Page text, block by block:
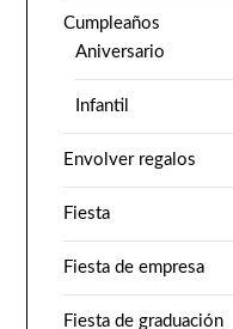
Cumpleaños
Aniversario
Infantil
Envolver regalos
Fiesta
Fiesta de empresa
Fiesta de graduación